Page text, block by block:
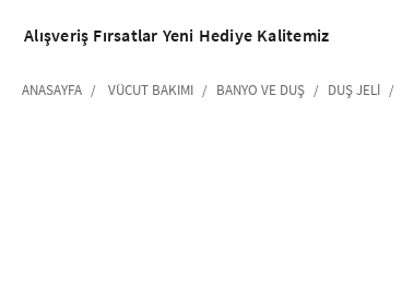
Alışveriş Fırsatlar Yeni Hediye Kalitemiz
ANASAYFA VÜCUT BAKIMI BANYO VE DUŞ DUŞ JELI